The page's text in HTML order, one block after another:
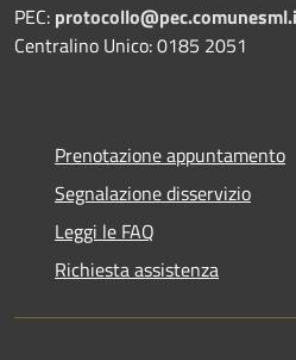
PEC:
Centralino Unico: 0185 2051
Prenotazione appuntamento
Segnalazione disservizio
Leggi le FAQ
Richiesta assistenza